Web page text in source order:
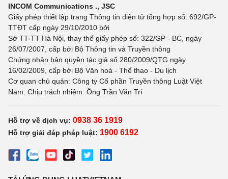
INCOM Communications ., JSC
Giấy phép thiết lập trang Thông tin điện tử tổng hợp số: 692/GP-
TTĐT cấp ngày 29/10/2010 bởi
Sở TT-TT Hà Nội, thay thế giấy phép số: 322/GP - BC, ngày
26/07/2007, cấp bởi Bộ Thông tin và Truyền thông
Chứng nhận bản quyền tác giả số 280/2009/QTG ngày
16/02/2009, cấp bởi Bộ Văn hoá - Thể thao - Du lịch
Cơ quan chủ quản: Công ty Cổ phần Truyền thông Luật Việt
Nam. Chịu trách nhiệm: Ông Trần Văn Trí
Hỗ trợ về dịch vụ: 0938 36 1919
Hỗ trợ giải đáp pháp luật: 1900 6192